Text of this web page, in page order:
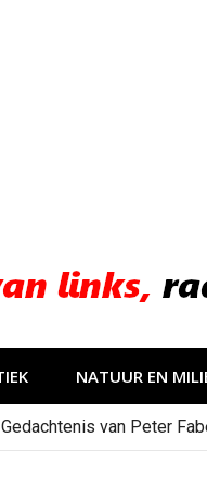
NATUUR EN
Gedachtenis van Peter